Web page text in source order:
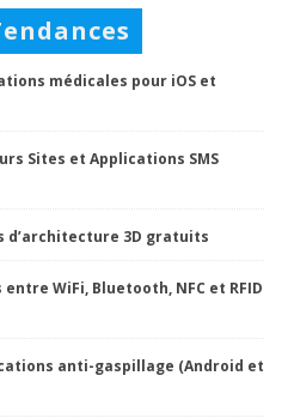
médicales pour iOS et
Sites et Applications SMS
d’architecture 3D gratuits
WiFi, Bluetooth, NFC et RFID
anti-gaspillage (Android et